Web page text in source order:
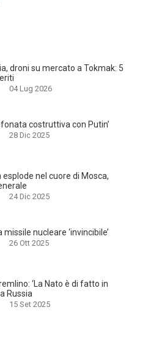
droni su mercato a Tokmak: 5
04 Lug 2026
costruttiva con Putin’
28 Dic 2025
nel cuore di Mosca,
24 Dic 2025
nucleare ‘invincibile’
26 Ott 2025
‘La Nato è di fatto in
Russia
15 Set 2025